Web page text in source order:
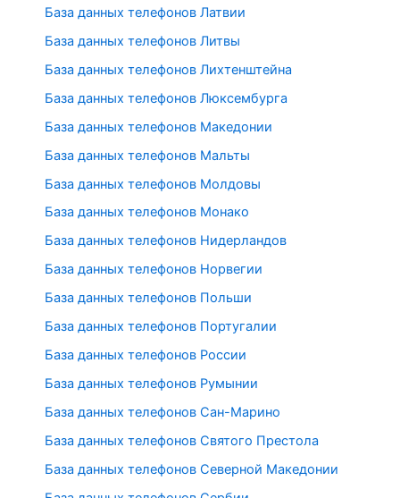
База данных телефонов Латвии
База данных телефонов Литвы
База данных телефонов Лихтенштейна
База данных телефонов Люксембурга
База данных телефонов Македонии
База данных телефонов Мальты
База данных телефонов Молдовы
База данных телефонов Монако
База данных телефонов Нидерландов
База данных телефонов Норвегии
База данных телефонов Польши
База данных телефонов Португалии
База данных телефонов России
База данных телефонов Румынии
База данных телефонов Сан-Марино
База данных телефонов Святого Престола
База данных телефонов Северной Македонии